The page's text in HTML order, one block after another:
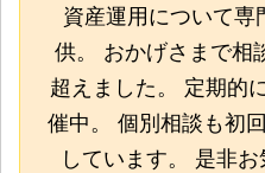
資産運用について専
供。 おかげさまで相
超えました。 定期的
催中。 個別相談も初
しています。 是非